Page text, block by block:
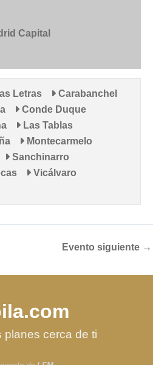
Capital
Letras
Carabanchel
Conde Duque
Las Tablas
Montecarmelo
Sanchinarro
Vicálvaro
Evento siguiente →
planes cerca de ti